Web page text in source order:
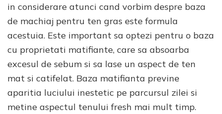
in considerare atunci cand vorbim despre baza
de machiaj pentru ten gras este formula
acestuia. Este important sa optezi pentru o baza
cu proprietati matifiante, care sa absoarba
excesul de sebum si sa lase un aspect de ten
mat si catifelat. Baza matifianta previne
aparitia luciului inestetic pe parcursul zilei si
metine aspectul tenului fresh mai mult timp.